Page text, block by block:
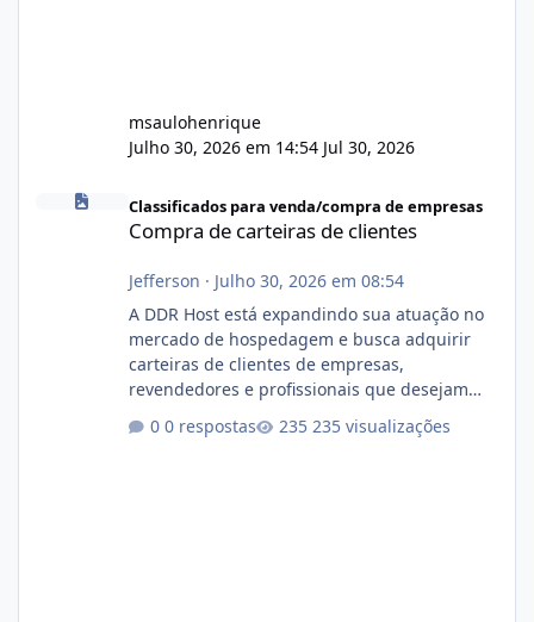
msaulohenrique
Julho 30, 2026 em 14:54 Jul 30, 2026
Classificados para venda/compra de empresas
Compra de carteiras de clientes
Jefferson · Julho 30, 2026 em 08:54
A DDR Host está expandindo sua atuação no
mercado de hospedagem e busca adquirir
carteiras de clientes de empresas,
revendedores e profissionais que desejam
operação. Se você possui clientes ativos de
0 respostas 235 visualizações